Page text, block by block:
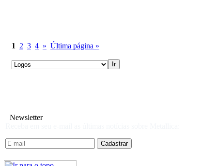
1 2 3 4 » Última página »
Newsletter